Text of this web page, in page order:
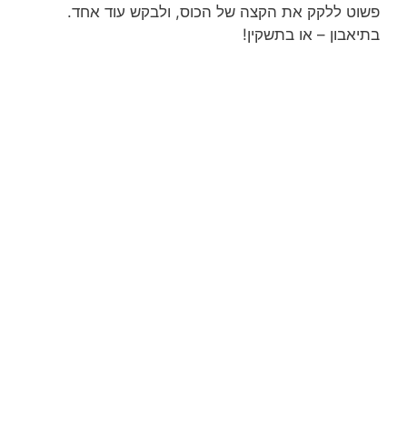
פשוט ללקק את הקצה של הכוס, ולבקש עוד אחד.
בתיאבון – או בתשקין!